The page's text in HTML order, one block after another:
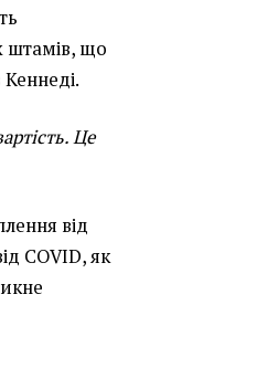
штамів, що
Це
від
COVID, як